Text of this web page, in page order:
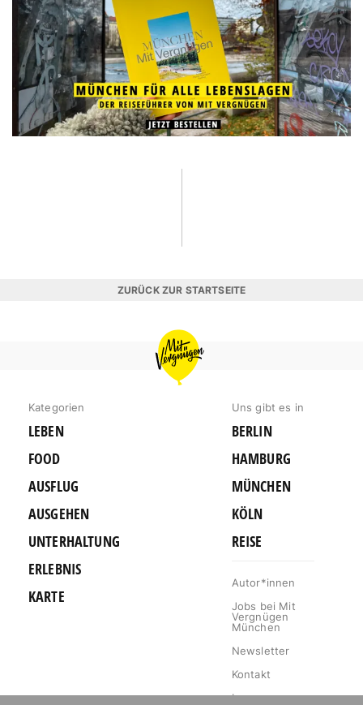
ZURÜCK ZUR STARTSEITE
MIT
VERGNÜGEN
MÜNCHEN
Kategorien
LEBEN
FOOD
AUSFLUG
AUSGEHEN
UNTERHALTUNG
ERLEBNIS
KARTE
Uns gibt es in
BERLIN
HAMBURG
MÜNCHEN
KÖLN
REISE
Autor*innen
Jobs bei Mit
Vergnügen
München
Newsletter
Kontakt
Impressum